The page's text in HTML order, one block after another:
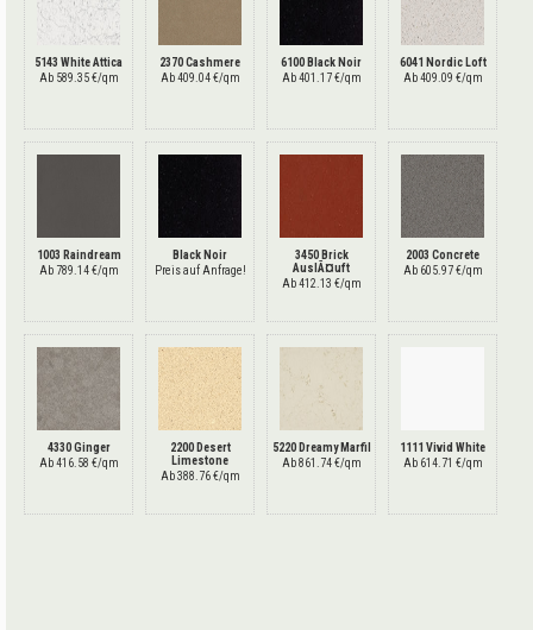
5143 White Attica
Ab 589.35 €/qm
2370 Cashmere
Ab 409.04 €/qm
6100 Black Noir
Ab 401.17 €/qm
6041 Nordic Loft
Ab 409.09 €/qm
1003 Raindream
Ab 789.14 €/qm
Black Noir
Preis auf Anfrage!
3450 Brick
AuslÃ¤uft
Ab 412.13 €/qm
2003 Concrete
Ab 605.97 €/qm
4330 Ginger
Ab 416.58 €/qm
2200 Desert
Limestone
Ab 388.76 €/qm
5220 Dreamy Marfil
Ab 861.74 €/qm
1111 Vivid White
Ab 614.71 €/qm